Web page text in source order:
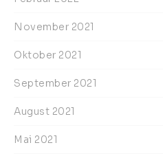
November 2021
Oktober 2021
September 2021
August 2021
Mai 2021